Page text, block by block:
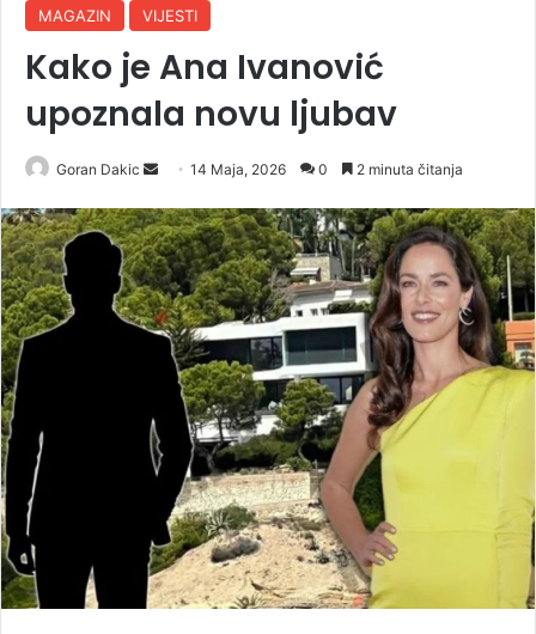
MAGAZIN VIJESTI
Kako je Ana Ivanović
upoznala novu ljubav
Goran Dakic
n
d
a
n
e
l
14 Maja, 2026 0 2 minuta čitanja